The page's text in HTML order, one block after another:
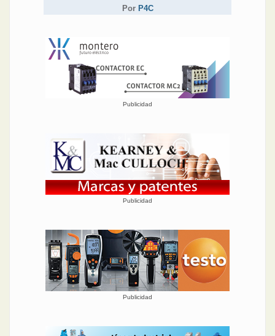
Por P4C
Publicidad
Publicidad
Publicidad